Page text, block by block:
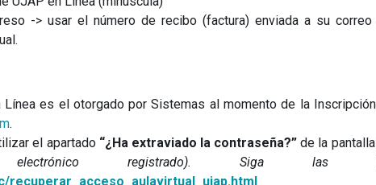
-> usar el número de recibo (factura) enviada a su
es el otorgado por Sistemas al momento de la
.
el apartado “¿Ha extraviado la contraseña?”de la
registrado). Siga las
recuperar_acceso_aulavirtual_ujap.html